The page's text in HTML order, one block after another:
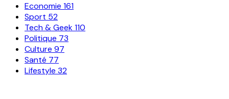
Economie 161
Sport 52
Tech & Geek110
Politique 73
Culture 97
Santé 77
Lifestyle 32